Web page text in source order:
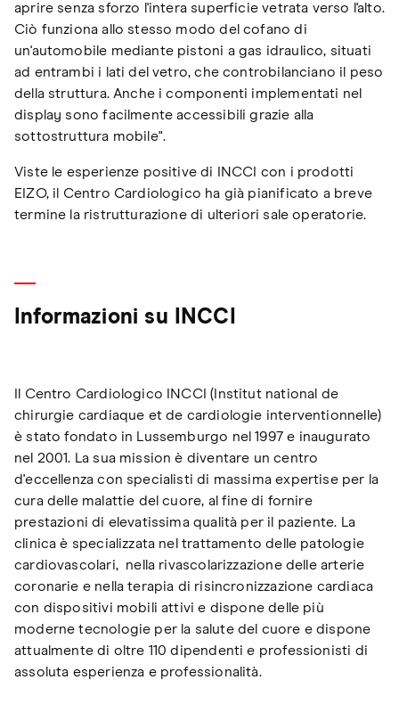
aprire senza sforzo l'intera superficie vetrata verso l'alto.
Ciò funziona allo stesso modo del cofano di
un'automobile mediante pistoni a gas idraulico, situati
ad entrambi i lati del vetro, che controbilanciano il peso
della struttura. Anche i componenti implementati nel
display sono facilmente accessibili grazie alla
sottostruttura mobile".
Viste le esperienze positive di INCCI con i prodotti
EIZO, il Centro Cardiologico ha già pianificato a breve
termine la ristrutturazione di ulteriori sale operatorie.
Informazioni su INCCI
Il Centro Cardiologico INCCI (Institut national de
chirurgie cardiaque et de cardiologie interventionnelle)
è stato fondato in Lussemburgo nel 1997 e inaugurato
nel 2001. La sua mission è diventare un centro
d'eccellenza con specialisti di massima expertise per la
cura delle malattie del cuore, al fine di fornire
prestazioni di elevatissima qualità per il paziente. La
clinica è specializzata nel trattamento delle patologie
cardiovascolari, nella rivascolarizzazione delle arterie
coronarie e nella terapia di risincronizzazione cardiaca
con dispositivi mobili attivi e dispone delle più
moderne tecnologie per la salute del cuore e dispone
attualmente di oltre 110 dipendenti e professionisti di
assoluta esperienza e professionalità.